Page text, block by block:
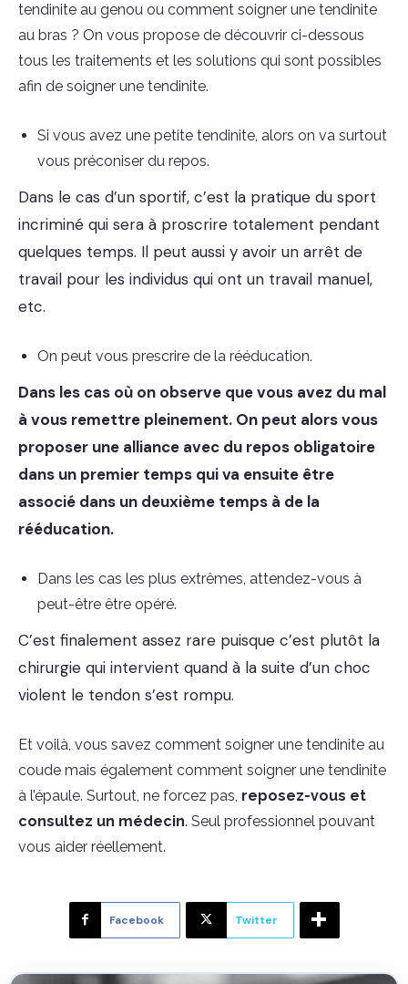
tendinite au genou ou comment soigner une tendinite
au bras ? On vous propose de découvrir ci-dessous
tous les traitements et les solutions qui sont possibles
afin de soigner une tendinite.
Si vous avez une petite tendinite, alors on va surtout
vous préconiser du repos.
Dans le cas d’un sportif, c’est la pratique du sport
incriminé qui sera à proscrire totalement pendant
quelques temps. Il peut aussi y avoir un arrêt de
travail pour les individus qui ont un travail manuel,
etc.
On peut vous prescrire de la rééducation.
Dans les cas où on observe que vous avez du mal
à vous remettre pleinement. On peut alors vous
proposer une alliance avec du repos obligatoire
dans un premier temps qui va ensuite être
associé dans un deuxième temps à de la
rééducation.
Dans les cas les plus extrêmes, attendez-vous à
peut-être être opéré.
C’est finalement assez rare puisque c’est plutôt la
chirurgie qui intervient quand à la suite d’un choc
violent le tendon s’est rompu.
Et voilà, vous savez comment soigner une tendinite au
coude mais également comment soigner une tendinite
à l’épaule. Surtout, ne forcez pas, reposez-vous et
consultez un médecin. Seul professionnel pouvant
vous aider réellement.
Facebook Twitter